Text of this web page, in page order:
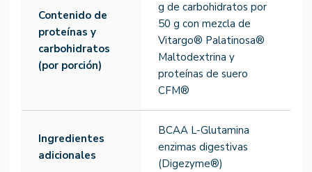
Contenido de
proteínas y
carbohidratos
(por porción)
g de carbohidratos por
50 g con mezcla de
Vitargo® Palatinosa®
Maltodextrina y
proteínas de suero
CFM®
Ingredientes
adicionales
BCAA L-Glutamina
enzimas digestivas
(Digezyme®)